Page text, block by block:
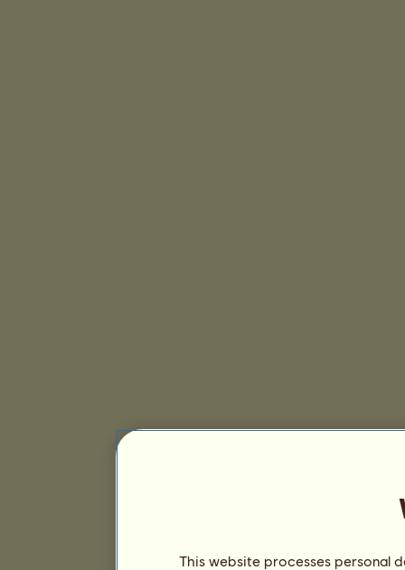
This website processes personal